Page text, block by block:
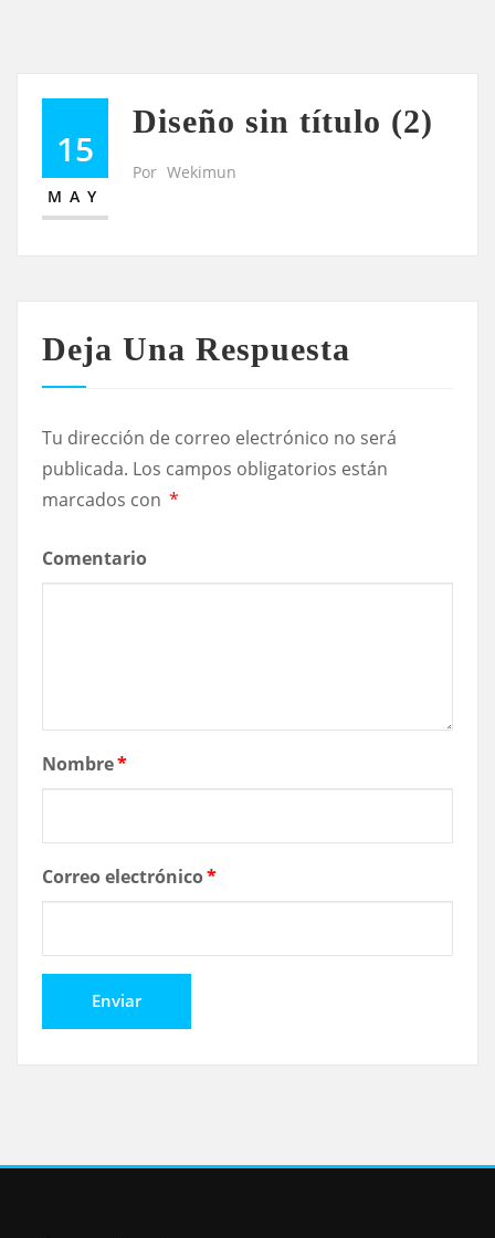
15
MAY
Diseño sin título (2)
Por Wekimun
Deja Una Respuesta
Tu dirección de correo electrónico no será
publicada. Los campos obligatorios están
marcados con *
Comentario
Nombre*
Correo electrónico*